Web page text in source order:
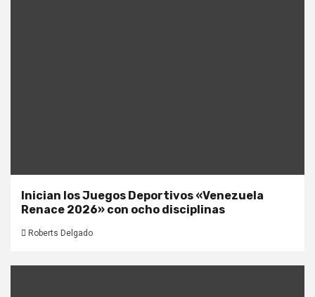
Inician los Juegos Deportivos «Venezuela
Renace 2026» con ocho disciplinas
Roberts Delgado